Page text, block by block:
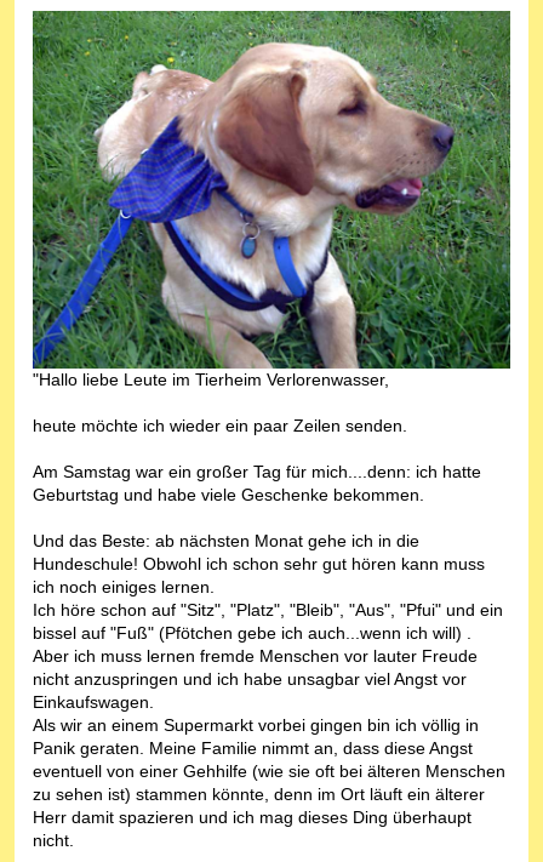
"Hallo liebe Leute im Tierheim Verlorenwasser,
heute möchte ich wieder ein paar Zeilen senden.
Am Samstag war ein großer Tag für mich....denn: ich hatte
Geburtstag und habe viele Geschenke bekommen.
Und das Beste: ab nächsten Monat gehe ich in die
Hundeschule! Obwohl ich schon sehr gut hören kann muss
ich noch einiges lernen.
Ich höre schon auf "Sitz", "Platz", "Bleib", "Aus", "Pfui" und ein
bissel auf "Fuß" (Pfötchen gebe ich auch...wenn ich will) .
Aber ich muss lernen fremde Menschen vor lauter Freude
nicht anzuspringen und ich habe unsagbar viel Angst vor
Einkaufswagen.
Als wir an einem Supermarkt vorbei gingen bin ich völlig in
Panik geraten. Meine Familie nimmt an, dass diese Angst
eventuell von einer Gehhilfe (wie sie oft bei älteren Menschen
zu sehen ist) stammen könnte, denn im Ort läuft ein älterer
Herr damit spazieren und ich mag dieses Ding überhaupt
nicht.